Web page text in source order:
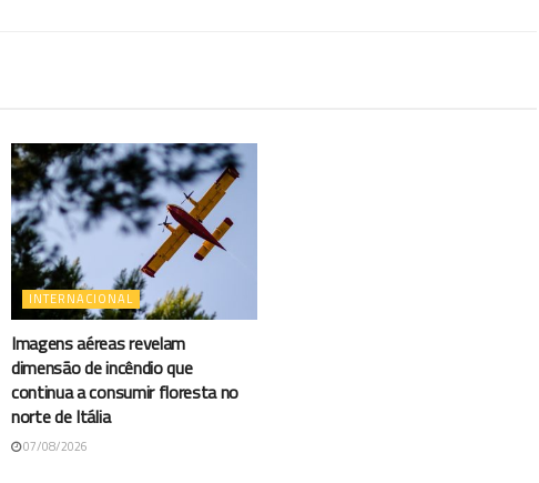
INTERNACIONAL
Imagens aéreas revelam
dimensão de incêndio que
continua a consumir floresta no
norte de Itália
07/08/2026